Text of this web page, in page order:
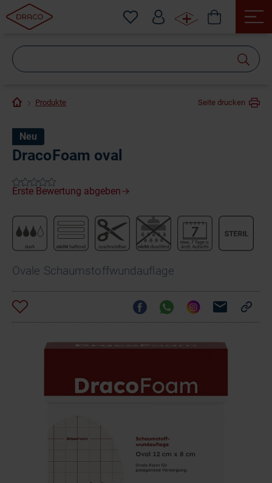
Produkte Seite drucken
Neu
DracoFoam oval
Ovale Schaumstoffwundauflage
suchen